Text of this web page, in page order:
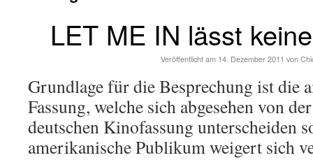
LET ME IN lässt
Veröffentlicht am 14. Dezember 2011 von
Grundlage für die Besprechung ist die
Fassung, welche sich abgesehen von
deutschen Kinofassung unterscheiden
amerikanische Publikum weigert sich